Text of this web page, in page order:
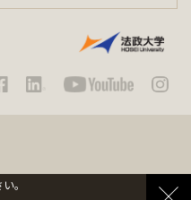
。